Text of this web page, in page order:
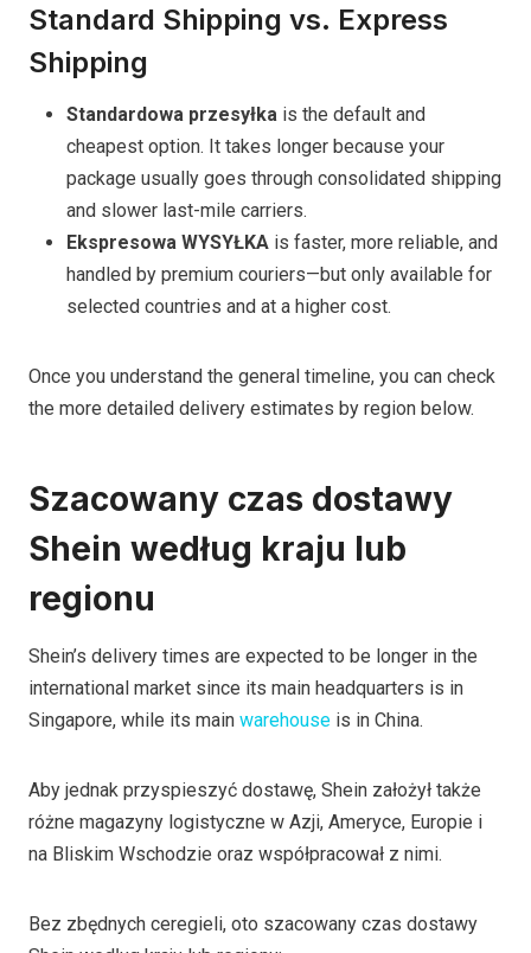
Standard Shipping vs. Express
Shipping
Standardowa przesyłka is the default and
cheapest option. It takes longer because your
package usually goes through consolidated shipping
and slower last-mile carriers.
Ekspresowa WYSYŁKA is faster, more reliable, and
handled by premium couriers—but only available for
selected countries and at a higher cost.
Once you understand the general timeline, you can check
the more detailed delivery estimates by region below.
Szacowany czas dostawy
Shein według kraju lub
regionu
Shein’s delivery times are expected to be longer in the
international market since its main headquarters is in
Singapore, while its main warehouse is in China.
Aby jednak przyspieszyć dostawę, Shein założył także
różne magazyny logistyczne w Azji, Ameryce, Europie i
na Bliskim Wschodzie oraz współpracował z nimi.
Bez zbędnych ceregieli, oto szacowany czas dostawy